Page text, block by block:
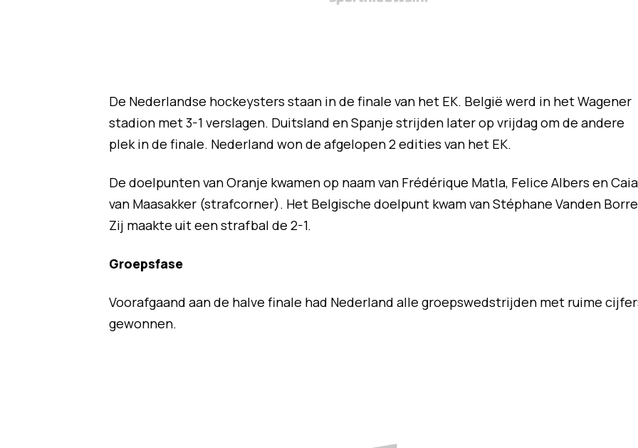
De Nederlandse hockeysters staan in de finale van het EK. België werd in het Wagener
stadion met 3-1 verslagen. Duitsland en Spanje strijden later op vrijdag om de andere
plek in de finale. Nederland won de afgelopen 2 edities van het EK.
De doelpunten van Oranje kwamen op naam van Frédérique Matla, Felice Albers en Caia
van Maasakker (strafcorner). Het Belgische doelpunt kwam van Stéphane Vanden
Zij maakte uit een strafbal de 2-1.
Groepsfase
Voorafgaand aan de halve finale had Nederland alle groepswedstrijden met ruime
gewonnen.